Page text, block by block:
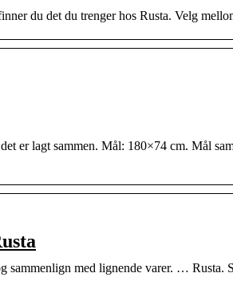
du det du trenger hos Rusta. Velg
er lagt sammen. Mål: 180×74 cm. Mål
sammenlign med lignende varer. … Rusta.